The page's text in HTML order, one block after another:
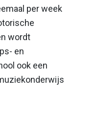
per week
wordt
en
ook een